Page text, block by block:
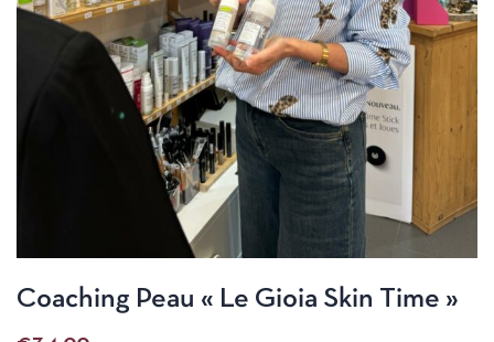
Coaching Peau « Le Gioia Skin Time »